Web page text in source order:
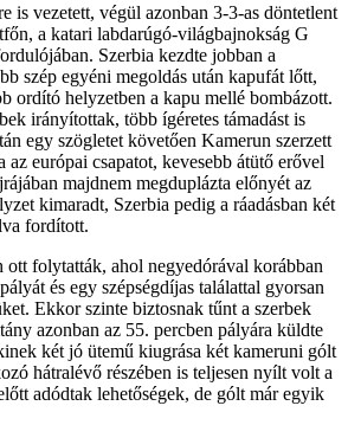
is vezetett, végül azonban 3-3-as döntetlent
a katari labdarúgó-világbajnokság G
Szerbia kezdte jobban a
szép egyéni megoldás után kapufát lőtt,
ordító helyzetben a kapu mellé bombázott.
irányítottak, több ígéretes támadást is
egy szögletet követően Kamerun szerzett
az európai csapatot, kevesebb átütő erővel
majdnem megduplázta előnyét az
kimaradt, Szerbia pedig a ráadásban két
fordított.
ott folytatták, ahol negyedórával korábban
és egy szépségdíjas találattal gyorsan
Ekkor szinte biztosnak tűnt a szerbek
azonban az 55. percben pályára küldte
két jó ütemű kiugrása két kameruni gólt
hátralévő részében is teljesen nyílt volt a
adódtak lehetőségek, de gólt már egyik